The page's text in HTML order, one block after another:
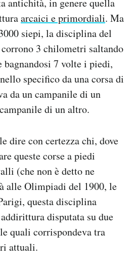
antichità, in genere quella
arcaici e primordiali. Ma
siepi, la disciplina del
3 chilometri saltando
7 volte i piedi,
specifico da una corsa di
da un campanile di un
di un altro.
dire con certezza chi, dove
queste corse a piedi
(che non è detto ne
alle Olimpiadi del 1900, le
questa disciplina
disputata su due
quali corrispondeva tra
attuali.